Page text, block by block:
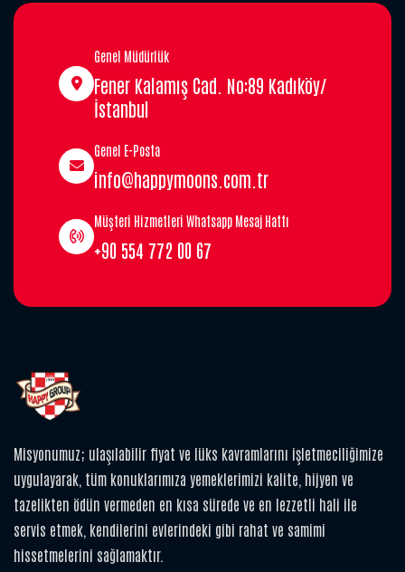
Genel Müdürlük
Fener Kalamış Cad. No:89 Kadıköy/
İstanbul
Genel E-Posta
info@happymoons.com.tr
Müşteri Hizmetleri Whatsapp Mesaj Hattı
+90 554 772 00 67
Misyonumuz; ulaşılabilir fiyat ve lüks kavramlarını işletmeciliğimize
uygulayarak, tüm konuklarımıza yemeklerimizi kalite, hijyen ve
tazelikten ödün vermeden en kısa sürede ve en lezzetli hali ile
servis etmek, kendilerini evlerindeki gibi rahat ve samimi
hissetmelerini sağlamaktır.